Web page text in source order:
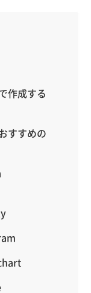
作成する
すすめの